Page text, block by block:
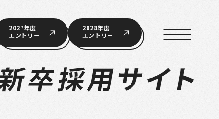
2027年度
エントリー
2028年度
エントリー